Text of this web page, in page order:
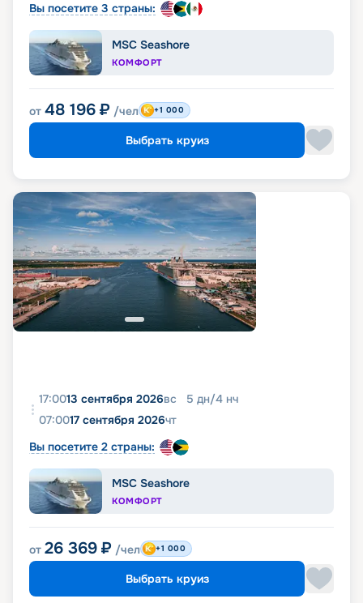
Вы посетите 3 страны:
MSC Seashore
КОМФОРТ
от 48 196 ₽ /чел +1 000
Выбрать круиз
17:0013 сентября 2026вс 5 дн/4 нч
07:0017 сентября 2026чт
Вы посетите 2 страны:
MSC Seashore
КОМФОРТ
от 26 369 ₽ /чел +1 000
Выбрать круиз